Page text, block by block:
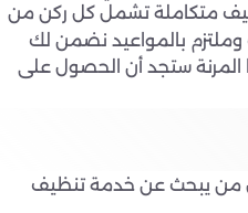
متكاملة تشمل كل ركن من
بالمواعيد نضمن لك
المرنة ستجد أن الحصول على
لكل من يبحث عن خدمة تنظيف